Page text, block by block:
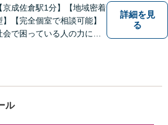
人案件にも対応
【京成佐倉駅1分】【地域密着
】【完全個室で相談可能】
会で困っている人の力にな
続、離婚・男女問題、交通
います。 ぜひご相談くださ
詳細を見
る
ル